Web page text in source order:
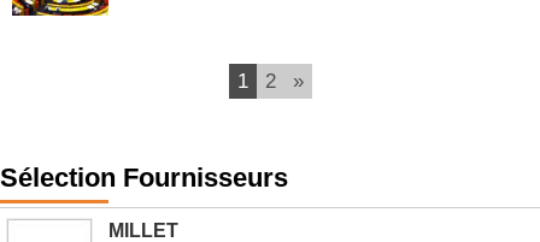
1 2 »
Sélection Fournisseurs
MILLET